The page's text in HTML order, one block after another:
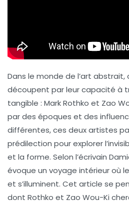
Dans le monde de l’art abstrait,
découpent par leur capacité à
tangible : Mark Rothko et Zao
par des époques et des
différentes, ces deux artistes
prédilection pour explorer
et la forme. Selon l’écrivain
évoque un voyage intérieur où
et s’illuminent. Cet article se
dont Rothko et Zao Wou-Ki